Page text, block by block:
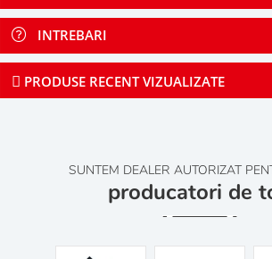
INTREBARI
PRODUSE RECENT VIZUALIZATE
SUNTEM DEALER AUTORIZAT
producatori de